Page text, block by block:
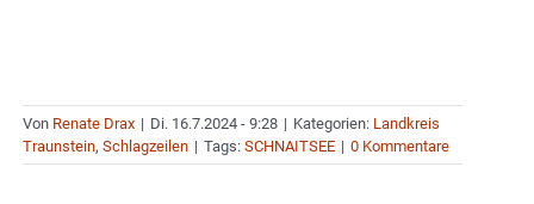
Von Renate Drax | Di. 16.7.2024 - 9:28 | Kategorien: Landkreis
Traunstein, Schlagzeilen | Tags: SCHNAITSEE | 0 Kommentare